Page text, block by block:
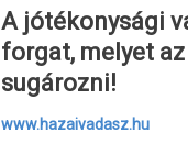
A jótékonysági
forgat, melyet
sugározni!
www.hazaivadasz.hu